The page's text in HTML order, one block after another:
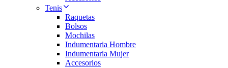
Tenis
Raquetas
Bolsos
Mochilas
Indumentaria Hombre
Indumentaria Mujer
Accesorios